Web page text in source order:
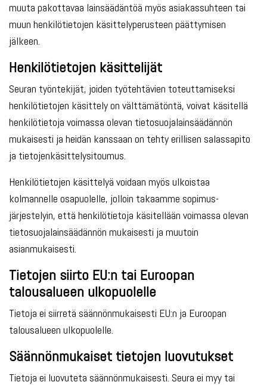
muuta pakottavaa lainsäädäntöä myös asiakassuhteen tai
muun henkilötietojen käsittelyperusteen päättymisen
jälkeen.
Henkilötietojen käsittelijät
Seuran työntekijät, joiden työtehtävien toteuttamiseksi
henkilötietojen käsittely on välttämätöntä, voivat käsitellä
henkilötietoja voimassa olevan tietosuojalainsäädännön
mukaisesti ja heidän kanssaan on tehty erillisen salassapito
ja tietojenkäsittelysitoumus.
Henkilötietojen käsittelyä voidaan myös ulkoistaa
kolmannelle osapuolelle, jolloin takaamme sopimus-
järjestelyin, että henkilötietoja käsitellään voimassa olevan
tietosuojalainsäädännön mukaisesti ja muutoin
asianmukaisesti.
Tietojen siirto EU:n tai Euroopan
talousalueen ulkopuolelle
Tietoja ei siirretä säännönmukaisesti EU:n ja Euroopan
talousalueen ulkopuolelle.
Säännönmukaiset tietojen luovutukset
Tietoja ei luovuteta säännönmukaisesti. Seura ei myy tai